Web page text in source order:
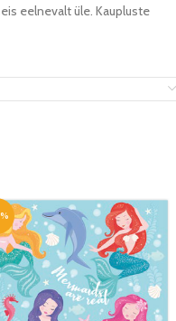
eelnevalt üle. Kaupluste